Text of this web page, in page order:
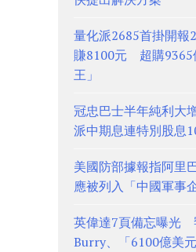
量化派2685首掛開報
賺8100元 超購9365
王」
冠忠巴士半年純利大
派中期息連特別股息
美國防部據報指阿里
應被列入「中國軍事
英偉達7頁備忘曝光
Burry、「6100億美